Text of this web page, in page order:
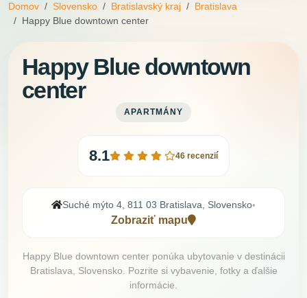
Domov Slovensko Bratislavský kraj
Bratislava
Happy Blue downtown center
Happy Blue downtown
center
APARTMÁNY
8.1 46 recenzií
Suché mýto 4, 811 03 Bratislava, Slovensko•
Zobraziť mapu
Happy Blue downtown center ponúka ubytovanie v destinácii
Bratislava, Slovensko. Pozrite si vybavenie, fotky a ďalšie
informácie.